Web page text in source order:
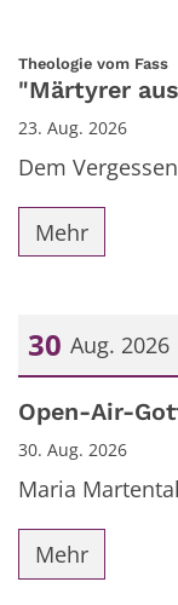
Theologie vom Fass:
"Märtyrer
23. Aug. 2026
Dem
Mehr
30 Aug. 2026
Datum: 30.
Open-Air-
30. Aug. 2026
Maria Martental
Mehr